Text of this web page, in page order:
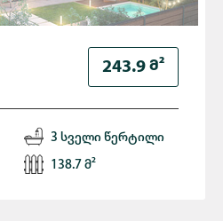
243.9 Მ²
3 სველი წერტილი
138.7 მ²